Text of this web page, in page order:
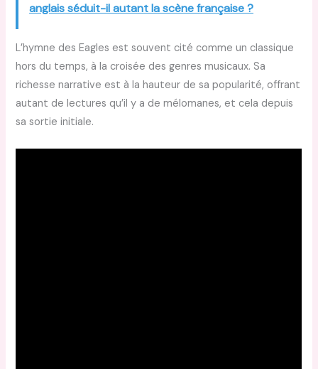
anglais séduit-il autant la scène française ?
L’hymne des Eagles est souvent cité comme un classique
hors du temps, à la croisée des genres musicaux. Sa
richesse narrative est à la hauteur de sa popularité, offrant
autant de lectures qu’il y a de mélomanes, et cela depuis
sa sortie initiale.